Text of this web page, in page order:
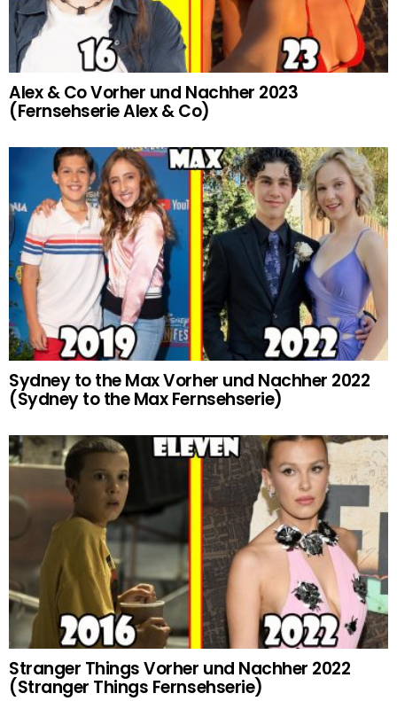
Alex & Co Vorher und Nachher 2023
(Fernsehserie Alex & Co)
Sydney to the Max Vorher und Nachher 2022
(Sydney to the Max Fernsehserie)
Stranger Things Vorher und Nachher 2022
(Stranger Things Fernsehserie)